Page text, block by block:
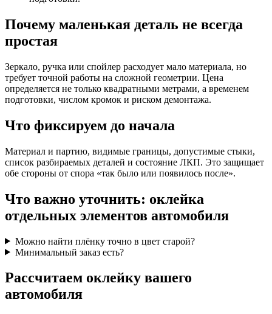
Почему маленькая деталь не всегда
простая
Зеркало, ручка или спойлер расходует мало материала, но
требует точной работы на сложной геометрии. Цена
определяется не только квадратными метрами, а временем
подготовки, числом кромок и риском демонтажа.
Что фиксируем до начала
Материал и партию, видимые границы, допустимые стыки,
список разбираемых деталей и состояние ЛКП. Это защищает
обе стороны от спора «так было или появилось после».
Что важно уточнить: оклейка
отдельных элементов автомобиля
Можно найти плёнку точно в цвет старой?
Минимальный заказ есть?
Рассчитаем оклейку вашего
автомобиля